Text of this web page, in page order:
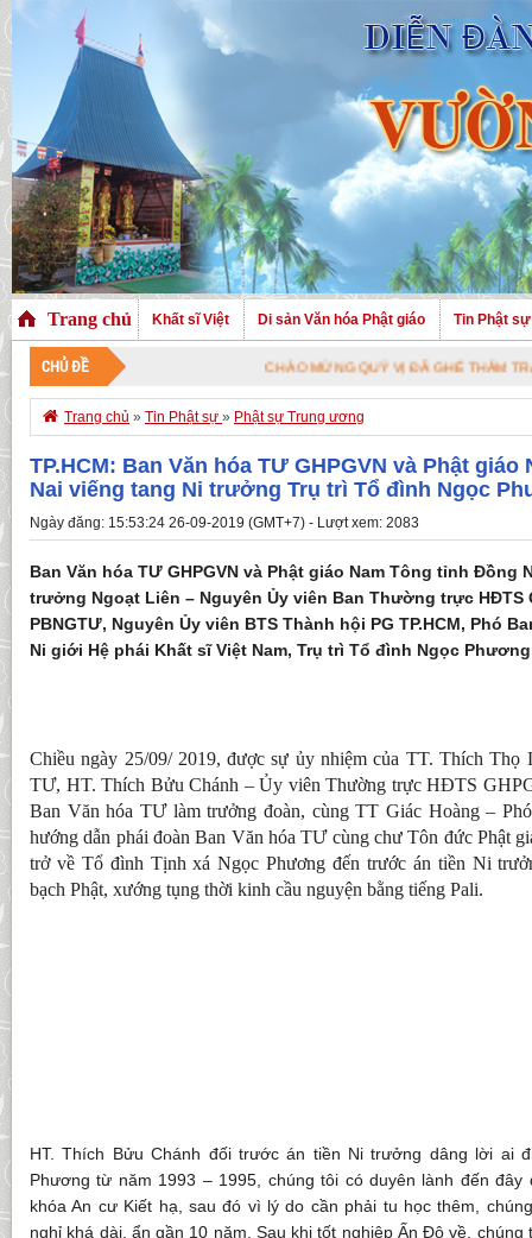
Trang chủ Khất sĩ Việt Di sản Văn hóa Phật giáo Tin Phật sự
CHỦ ĐỀ CHÀO MỪNG QUÝ VỊ ĐÃ GHÉ THĂM TRANG
 Trang chủ » Tin Phật sự » Phật sự Trung ương
TP.HCM: Ban Văn hóa TƯ GHPGVN và Phật
Nai viếng tang Ni trưởng Trụ trì Tổ đình Ngọc
Ngày đăng: 15:53:24 26-09-2019 (GMT+7) - Lượt xem: 2083
Ban Văn hóa TƯ GHPGVN và Phật giáo Nam Tông tỉnh Đồng
trưởng Ngoạt Liên – Nguyên Ủy viên Ban Thường trực HĐTS
PBNGTƯ, Nguyên Ủy viên BTS Thành hội PG TP.HCM, Phó
Ni giới Hệ phái Khất sĩ Việt Nam, Trụ trì Tổ đình Ngọc
Chiều ngày 25/09/ 2019, được sự ủy nhiệm của TT. Thích Thọ
TƯ, HT. Thích Bửu Chánh – Ủy viên Thường trực HĐTS
Ban Văn hóa TƯ làm trưởng đoàn, cùng TT Giác Hoàng –
hướng dẫn phái đoàn Ban Văn hóa TƯ cùng chư Tôn đức Phật
trở về Tổ đình Tịnh xá Ngọc Phương đến trước án tiền Ni
bạch Phật, xướng tụng thời kinh cầu nguyện bằng tiếng Pali.
HT. Thích Bửu Chánh đối trước án tiền Ni trưởng dâng lời ai
Phương từ năm 1993 – 1995, chúng tôi có duyên lành đến đây
khóa An cư Kiết hạ, sau đó vì lý do cần phải tu học thêm,
nghỉ khá dài, ẩn gần 10 năm. Sau khi tốt nghiệp Ấn Độ về,